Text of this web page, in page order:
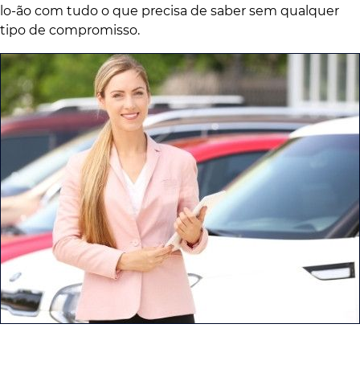
lo-ão com tudo o que precisa de saber sem qualquer
tipo de compromisso.